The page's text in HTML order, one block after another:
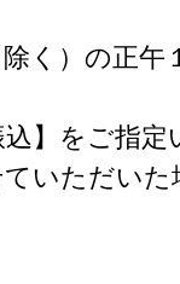
く）の正午
】をご指定
いただいた